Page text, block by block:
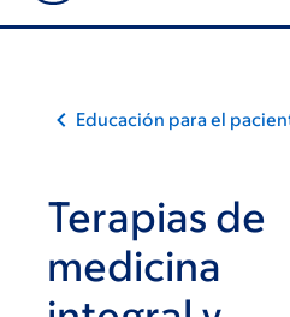
Educación para el
Terapias de
medicina